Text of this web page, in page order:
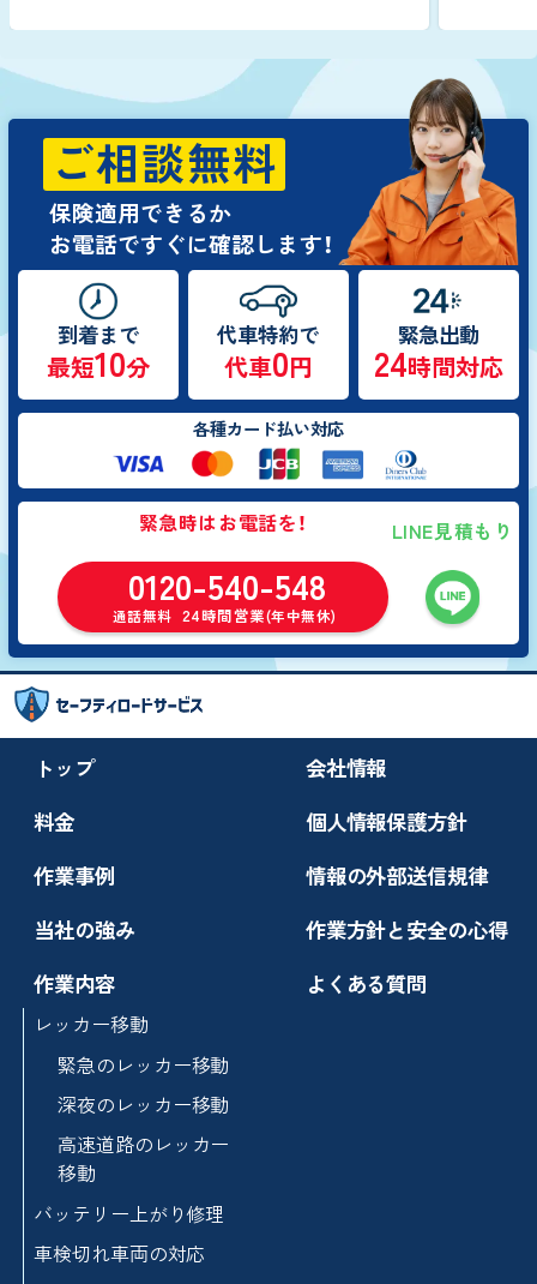
ご相談無料
保険適用できるか
お電話ですぐに確認します！
到着まで
最短10分
代車特約で
代車0円
緊急出動
24時間対応
各種カード払い対応
緊急時はお電話を！
0120-540-548
通話無料 24時間営業(年中無休)
LINE見積もり
トップ
料金
作業事例
当社の強み
作業内容
レッカー移動
緊急のレッカー移動
深夜のレッカー移動
高速道路のレッカー
移動
バッテリー上がり修理
車検切れ車両の対応
会社情報
個人情報保護方針
情報の外部送信規律
作業方針と安全の心得
よくある質問